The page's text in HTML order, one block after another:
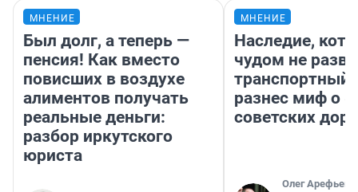
МНЕНИЕ
Был долг, а теперь —
пенсия! Как вместо
повисших в воздухе
алиментов получать
реальные деньги:
разбор иркутского
юриста
МНЕНИЕ
Наследие,
чудом не
транспортный
разнес миф о
советских
Олег Арефьев